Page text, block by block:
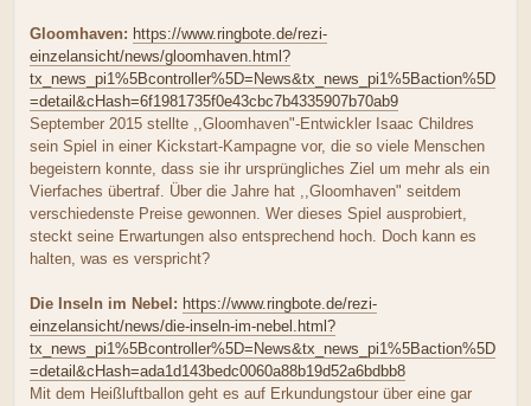
Gloomhaven: https://www.ringbote.de/rezi-
einzelansicht/news/gloomhaven.html?
tx_news_pi1%5Bcontroller%5D=News&tx_news_pi1%5Baction%5D
=detail&cHash=6f1981735f0e43cbc7b4335907b70ab9
September 2015 stellte ,,Gloomhaven"-Entwickler Isaac Childres
sein Spiel in einer Kickstart-Kampagne vor, die so viele Menschen
begeistern konnte, dass sie ihr ursprüngliches Ziel um mehr als ein
Vierfaches übertraf. Über die Jahre hat ,,Gloomhaven" seitdem
verschiedenste Preise gewonnen. Wer dieses Spiel ausprobiert,
steckt seine Erwartungen also entsprechend hoch. Doch kann es
halten, was es verspricht?
Die Inseln im Nebel: https://www.ringbote.de/rezi-
einzelansicht/news/die-inseln-im-nebel.html?
tx_news_pi1%5Bcontroller%5D=News&tx_news_pi1%5Baction%5D
=detail&cHash=ada1d143bedc0060a88b19d52a6bdbb8
Mit dem Heißluftballon geht es auf Erkundungstour über eine gar